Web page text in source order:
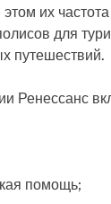
их
для
путешествий.
Ренессанс
помощь;